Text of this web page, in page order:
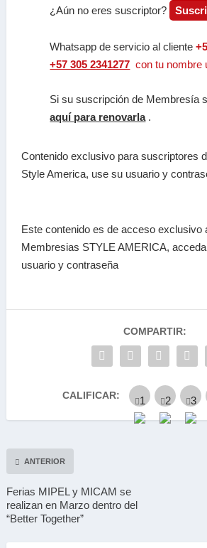
¿Aún no eres suscriptor?
Whatsapp de servicio al cliente
+57 305 2341277 con tu nombre
Si su suscripción de Membresía
aquí para renovarla .
Contenido exclusivo para suscriptores
Style America, use su usuario y
Este contenido es de acceso exclusivo
Membresias STYLE AMERICA,
usuario y contraseña
COMPARTIR:
CALIFICAR:
ANTERIOR
Ferias MIPEL y MICAM se
realizan en Marzo dentro del
“Better Together”